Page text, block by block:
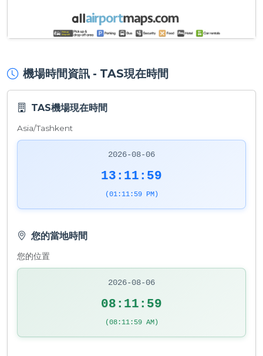
機場時間資訊 - TAS現在時間
TAS機場現在時間
Asia/Tashkent
2026-08-06
13:11:59
(01:11:59 PM)
您的當地時間
您的位置
2026-08-06
08:11:59
(08:11:59 AM)